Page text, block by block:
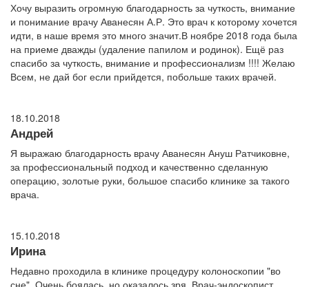
Хочу выразить огромную благодарность за чуткость, внимание
и понимание врачу Аванесян А.Р. Это врач к которому хочется
идти, в наше время это много значит.В ноябре 2018 года была
на приеме дважды (удаление папилом и родинок). Ещё раз
спасибо за чуткость, внимание и профессионализм !!!! Желаю
Всем, не дай бог если прийдется, побольше таких врачей.
18.10.2018
Андрей
Я выражаю благодарность врачу Аванесян Ануш Ратчиковне,
за профессиональный подход и качественно сделанную
операцию, золотые руки, большое спасибо клинике за такого
врача.
15.10.2018
Ирина
Недавно проходила в клинике процедуру колоноскопии "во